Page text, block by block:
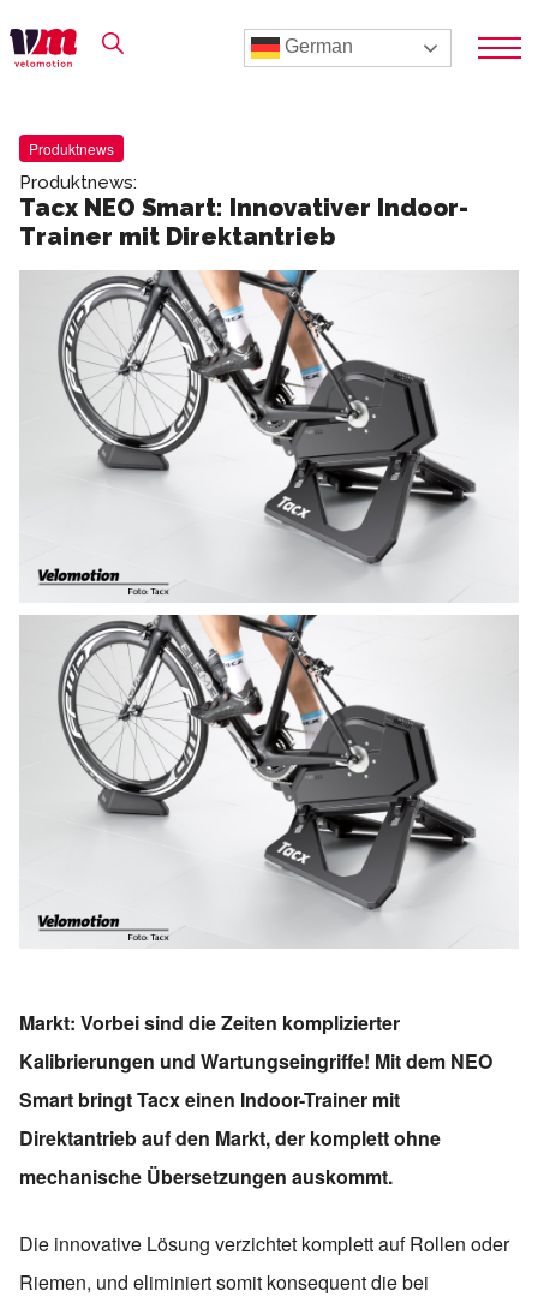
German
Produktnews
Produktnews:
Tacx NEO Smart: Innovativer Indoor-
Trainer mit Direktantrieb
Markt: Vorbei sind die Zeiten komplizierter
Kalibrierungen und Wartungseingriffe! Mit dem NEO
Smart bringt Tacx einen Indoor-Trainer mit
Direktantrieb auf den Markt, der komplett ohne
mechanische Übersetzungen auskommt.
Die innovative Lösung verzichtet komplett auf Rollen oder
Riemen, und eliminiert somit konsequent die bei